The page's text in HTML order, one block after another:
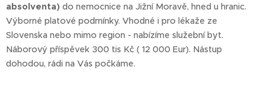
absolventa) do nemocnice na Jižní Moravě, hned u hranic.
Výborné platové podmínky. Vhodné i pro lékaže ze
Slovenska nebo mimo region - nabízíme služební byt.
Náborový příspěvek 300 tis Kč ( 12 000 Eur). Nástup
dohodou, rádi na Vás počkáme.